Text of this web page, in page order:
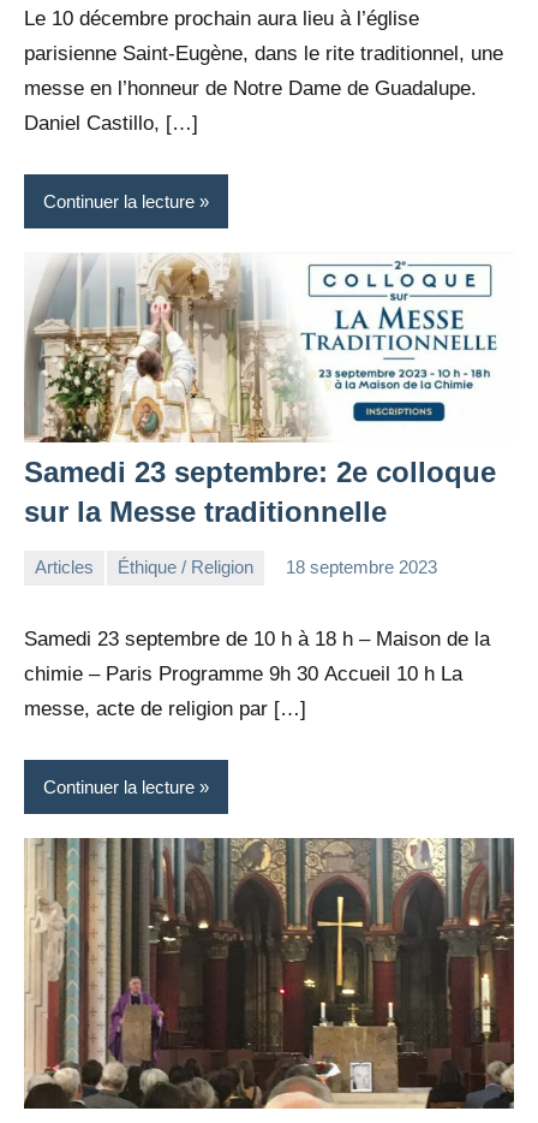
Le 10 décembre prochain aura lieu à l’église
parisienne Saint-Eugène, dans le rite traditionnel, une
messe en l’honneur de Notre Dame de Guadalupe.
Daniel Castillo, […]
Continuer la lecture
Samedi 23 septembre: 2e colloque
sur la Messe traditionnelle
Articles Éthique / Religion 18 septembre 2023
Samedi 23 septembre de 10 h à 18 h – Maison de la
chimie – Paris Programme 9h 30 Accueil 10 h La
messe, acte de religion par […]
Continuer la lecture